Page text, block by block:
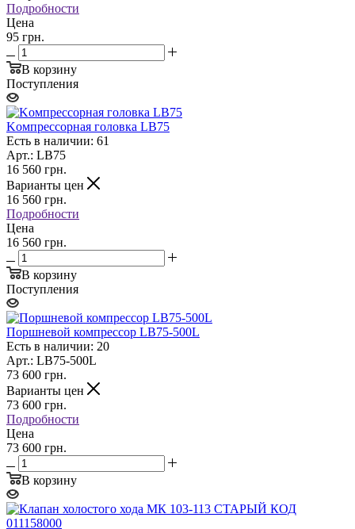
Подробности
Цена
95 грн.
В корзину
Поступления
Koмпpeccopнaя гoлoвкa LB75
Есть в наличии: 61
Арт.: LB75
16 560 грн.
Варианты цен
16 560 грн.
Подробности
Цена
16 560 грн.
В корзину
Поступления
Поршневой компрессор LB75-500L
Есть в наличии: 20
Арт.: LB75-500L
73 600 грн.
Варианты цен
73 600 грн.
Подробности
Цена
73 600 грн.
В корзину